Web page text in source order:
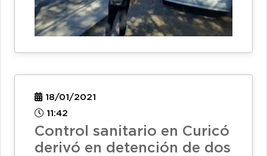
18/01/2021
11:42
Control sanitario en Curicó
derivó en detención de dos